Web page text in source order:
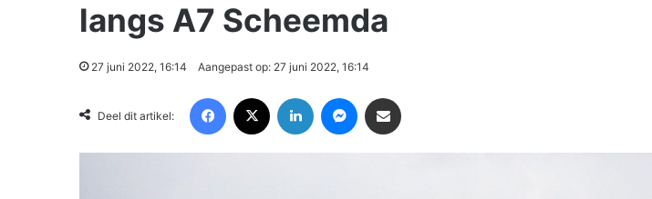
langs A7 Scheemda
27 juni 2022, 16:14 Aangepast op: 27 juni 2022, 16:14
Deel dit artikel: